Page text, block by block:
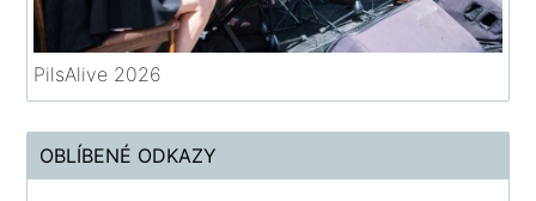
PilsAlive 2026
OBLÍBENÉ ODKAZY